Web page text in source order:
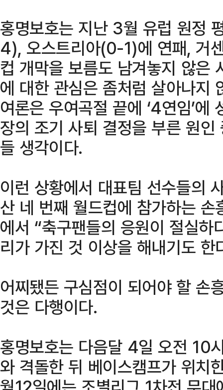
홍명보호는 지난 3월 유럽 원정
4), 오스트리아(0-1)에 연패, 거
컵 개막을 보름도 남겨놓지 않은
에 대한 관심은 좀처럼 살아나지
여론은 우여곡절 끝에 ‘4연임’에
장의 조기 사퇴 결정을 부른 원
들 생각이다.
이런 상황에서 대표팀 선수들의
산 네 번째 월드컵에 참가하는
에서 “축구팬들의 응원이 절실
리가 가진 것 이상을 해내기도 한
어찌됐든 구심점이 되어야 할 손
것은 다행이다.
홍명보호는 다음달 4일 오전 10
와 격돌한 뒤 베이스캠프가 위치